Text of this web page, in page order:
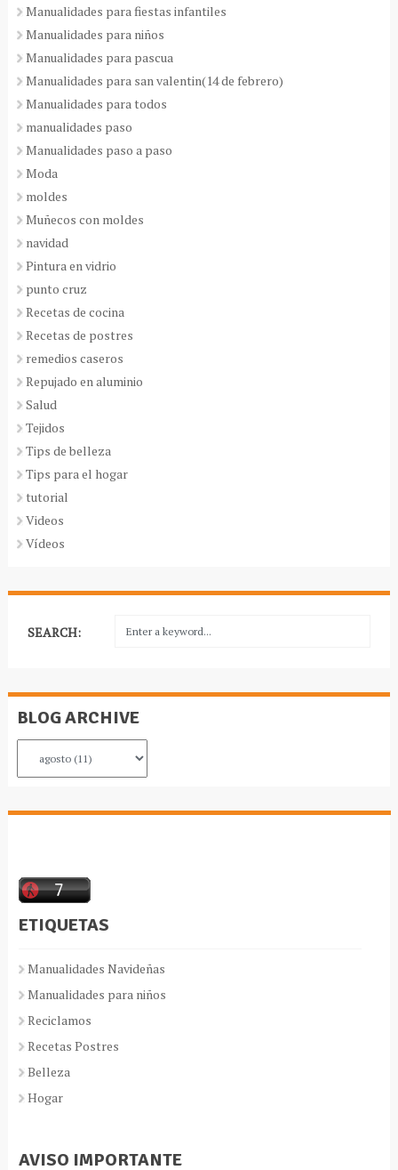
Manualidades para fiestas infantiles
Manualidades para niños
Manualidades para pascua
Manualidades para san valentin(14 de febrero)
Manualidades para todos
manualidades paso
Manualidades paso a paso
Moda
moldes
Muñecos con moldes
navidad
Pintura en vidrio
punto cruz
Recetas de cocina
Recetas de postres
remedios caseros
Repujado en aluminio
Salud
Tejidos
Tips de belleza
Tips para el hogar
tutorial
Videos
Vídeos
SEARCH:
BLOG ARCHIVE
ETIQUETAS
Manualidades Navideñas
Manualidades para niños
Reciclamos
Recetas Postres
Belleza
Hogar
AVISO IMPORTANTE